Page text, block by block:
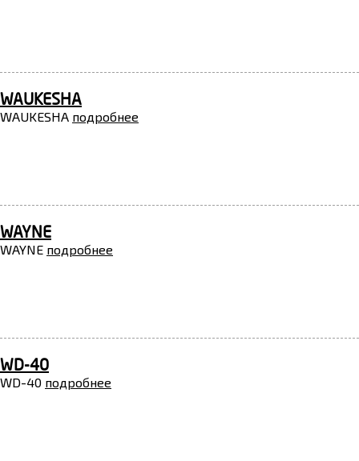
WAUKESHA
WAUKESHA подробнее
WAYNE
WAYNE подробнее
WD-40
WD-40 подробнее